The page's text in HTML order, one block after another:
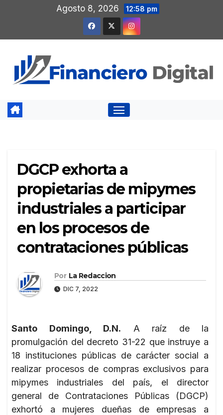
contenido
Agosto 8, 2026 12:58 pm
DGCP exhorta a
propietarias de mipymes
industriales a participar
en los procesos de
contrataciones públicas
Por La Redaccion
DIC 7, 2022
Santo Domingo, D.N. A raíz de la
promulgación del decreto 31-22 que instruye a
18 instituciones públicas de carácter social a
realizar procesos de compras exclusivos para
mipymes industriales del país, el director
general de Contrataciones Públicas (DGCP)
exhortó a mujeres dueñas de empresas a